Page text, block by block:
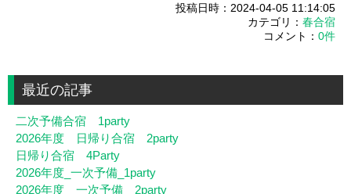
投稿日時：2024-04-05 11:14:05
カテゴリ： 春合宿
コメント： 0件
最近の記事
二次予備合宿 1party
2026年度 日帰り合宿 2party
日帰り合宿 4Party
2026年度_一次予備_1party
2026年度 一次予備 2party